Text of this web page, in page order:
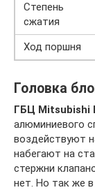
Степень
сжатия
Ход поршня
Головка
ГБЦ Mitsubishi
алюминиевого
воздействуют
набегают на
стержни
нет. Но так же